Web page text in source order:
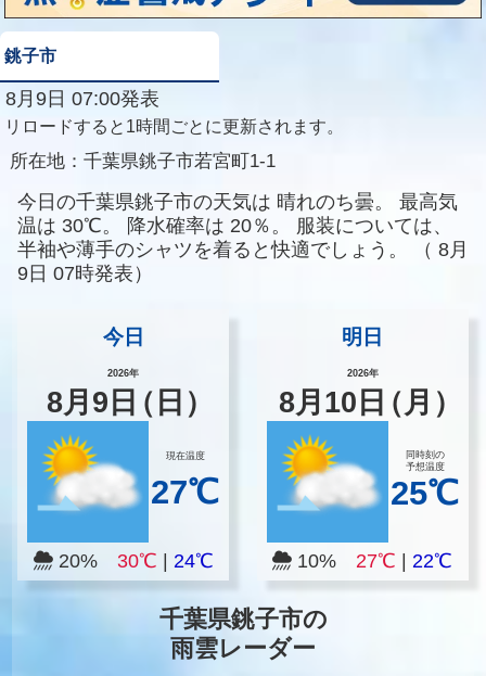
銚子市
8月9日 07:00発表
リロードすると1時間ごとに更新されます。
所在地： 千葉県銚子市若宮町1-1
今日の千葉県銚子市の天気は 晴れのち曇。
最高気
温は 30℃。 降水確率は 20％。
服装については、
半袖や薄手のシャツを着ると快適でしょう。
（ 8月
9日 07時発表）
今日
2026年
8月 9 日（日）
現在温度
27℃
20% 30℃ 24℃
明日
2026年
8月 10 日（月）
同時刻の
予想温度
25℃
10%27℃ |22℃
千葉県銚子市の
雨雲レーダー